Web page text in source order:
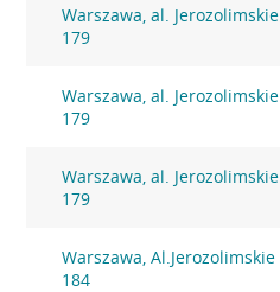
Warszawa, al. Jerozolimskie
179
Warszawa, al. Jerozolimskie
179
Warszawa, al. Jerozolimskie
179
Warszawa, Al.Jerozolimskie
184